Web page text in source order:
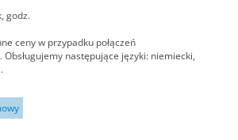
godz.
ceny w przypadku połączeń
następujące języki: niemiecki,